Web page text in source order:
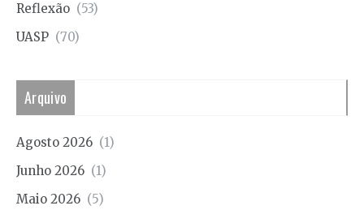
Reflexão (53)
UASP (70)
Arquivo
Agosto 2026 (1)
Junho 2026 (1)
Maio 2026 (5)